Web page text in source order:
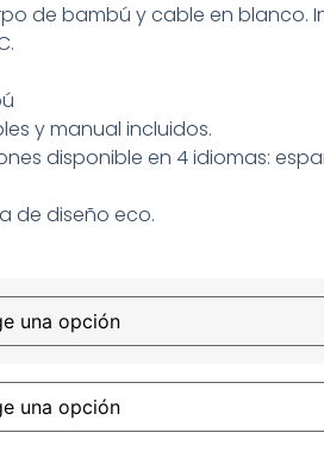
de bambú y cable en blanco.
y manual incluidos.
disponible en 4 idiomas:
de diseño eco.